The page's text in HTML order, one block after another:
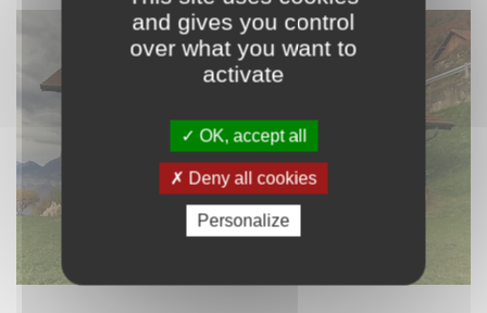
and gives you control
over what you want to
activate
OK, accept all
Deny all cookies
Personalize